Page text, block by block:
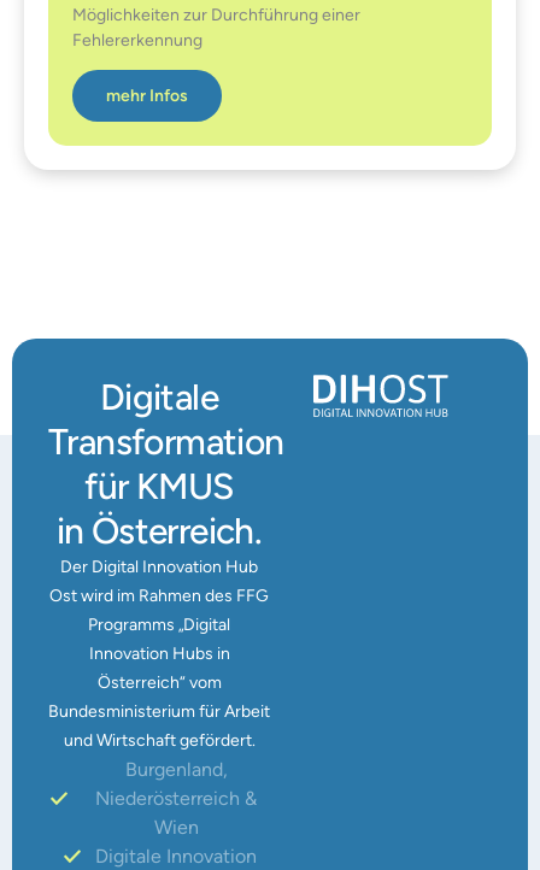
Möglichkeiten zur Durchführung einer
Fehlererkennung
mehr Infos
Digitale
Transformation
für KMUS
in Österreich.
Der Digital Innovation Hub
Ost wird im Rahmen des FFG
Programms „Digital
Innovation Hubs in
Österreich“ vom
Bundesministerium für Arbeit
und Wirtschaft gefördert.
Burgenland,
Niederösterreich &
Wien
Digitale Innovation